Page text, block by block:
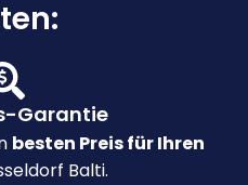
Garantie
besten Preis für Ihren
Balti.